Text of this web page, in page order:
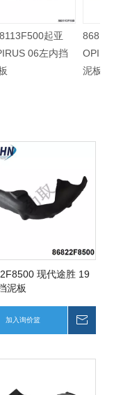
亚
挡
868123F500起亚
OPIRUS 06右内挡
现代途胜 19
泥板
加入询价篮